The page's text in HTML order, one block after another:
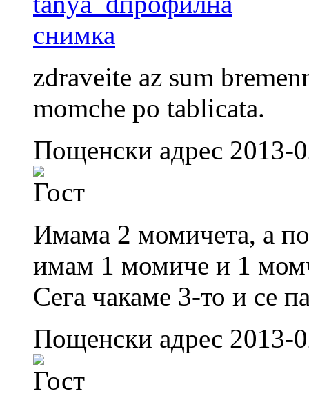
zdraveite az sum
momche po tablicata.
Пощенски адрес 2013-
Имама 2 момичета, а по
имам 1 момиче и 1
Сега чакаме 3-то и се
Пощенски адрес 2013-